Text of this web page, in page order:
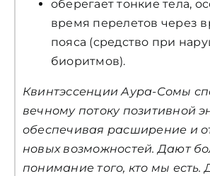
оберегает тонкие тела,
время перелетов через
пояса (средство при
биоритмов).
Квинтэссенции Аура-Сомы
вечному потоку позитивной
обеспечивая расширение и
новых возможностей. Дают
понимание того, кто мы есть.